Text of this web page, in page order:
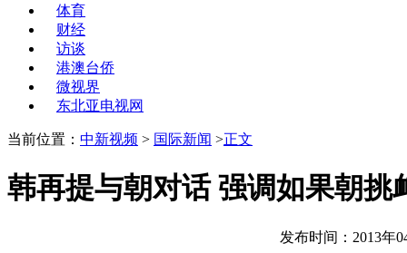
体育
财经
访谈
港澳台侨
微视界
东北亚电视网
当前位置： 中新视频 > 国际新闻 >正文
韩再提与朝对话 强调如果朝挑
发布时间：2013年